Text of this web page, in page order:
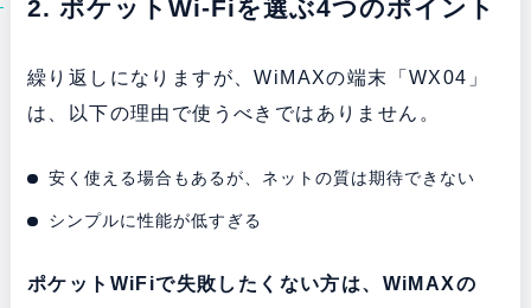
2. ポケットWi-Fiを選ぶ4つのポイント
繰り返しになりますが、WiMAXの端末「WX04」
は、以下の理由で使うべきではありません。
安く使える場合もあるが、ネットの質は期待できない
シンプルに性能が低すぎる
ポケットWiFiで失敗したくない方は、WiMAXの